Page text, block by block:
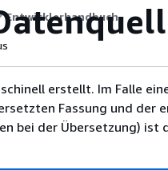
Entwicklerhandbuch
erstellt. Im Falle
Fassung und der
bei der Übersetzung) ist